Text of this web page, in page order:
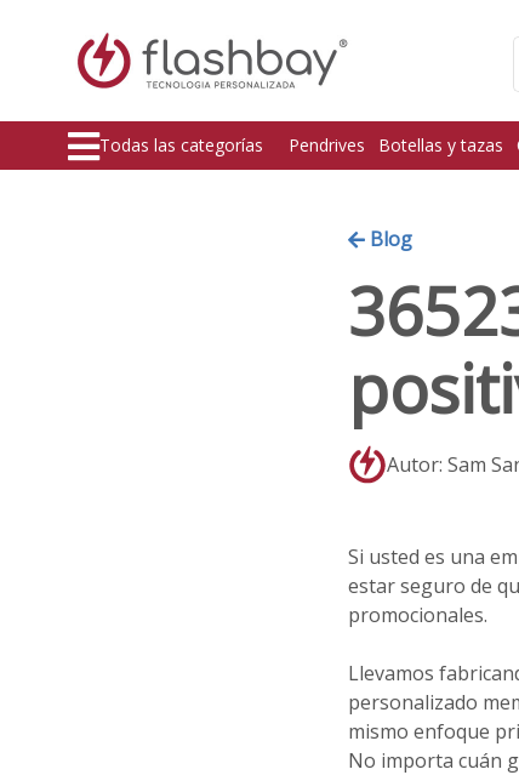
Todas las categorías Pendrives Botellas y tazas
Blog
Autor: Sam
Si usted es una
estar seguro de
promocionales.
Llevamos
personalizado
mismo enfoque
No importa cuán